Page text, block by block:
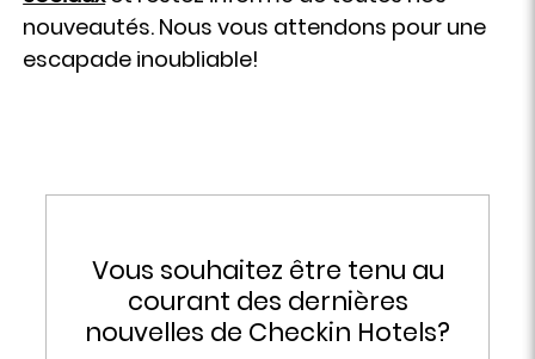
nouveautés. Nous vous attendons pour une
escapade inoubliable!
Vous souhaitez être tenu au
courant des dernières
nouvelles de Checkin Hotels?